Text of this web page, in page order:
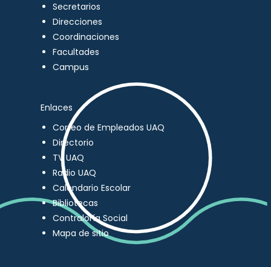
Secretarios
Direcciones
Coordinaciones
Facultades
Campus
Enlaces
Correo de Empleados UAQ
Directorio
TV UAQ
Radio UAQ
Calendario Escolar
Bibliotecas
Contraloría Social
Mapa de sitio